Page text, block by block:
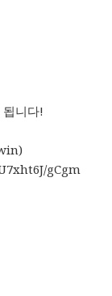
니다!
gCgm